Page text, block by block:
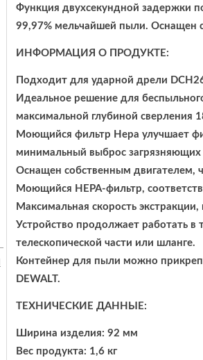
Функция двухсекундной задержки
99,97% мельчайшей пыли. Оснащен
ИНФОРМАЦИЯ О ПРОДУКТЕ:
Подходит для ударной дрели
Идеальное решение для
максимальной глубиной сверления
Моющийся фильтр Hepa улучшает
минимальный выброс
Оснащен собственным двигателем,
Моющийся HEPA-фильтр,
Максимальная скорость
Устройство продолжает работать в
телескопической части или шланге.
Контейнер для пыли можно
DEWALT.
ТЕХНИЧЕСКИЕ ДАННЫЕ:
Ширина изделия: 92 мм
Вес продукта: 1,6 кг